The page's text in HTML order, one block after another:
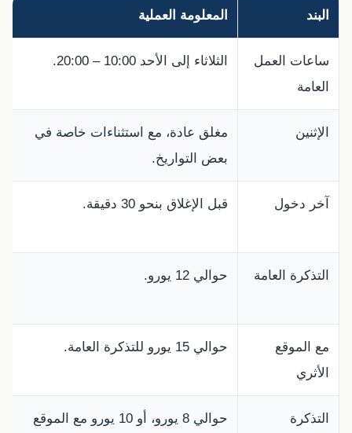
البند المعلومة العملية
ساعات العمل
العامة
الثلاثاء إلى الأحد 10:00 – 20:00.
الإثنين
مغلق عادة، مع استثناءات خاصة في
بعض التواريخ.
آخر دخول قبل الإغلاق بنحو 30 دقيقة.
التذكرة العامة حوالي 12 يورو.
مع الموقع
الأثري
حوالي 15 يورو للتذكرة العامة.
التذكرة
حوالي 8 يورو، أو 10 يورو مع الموقع